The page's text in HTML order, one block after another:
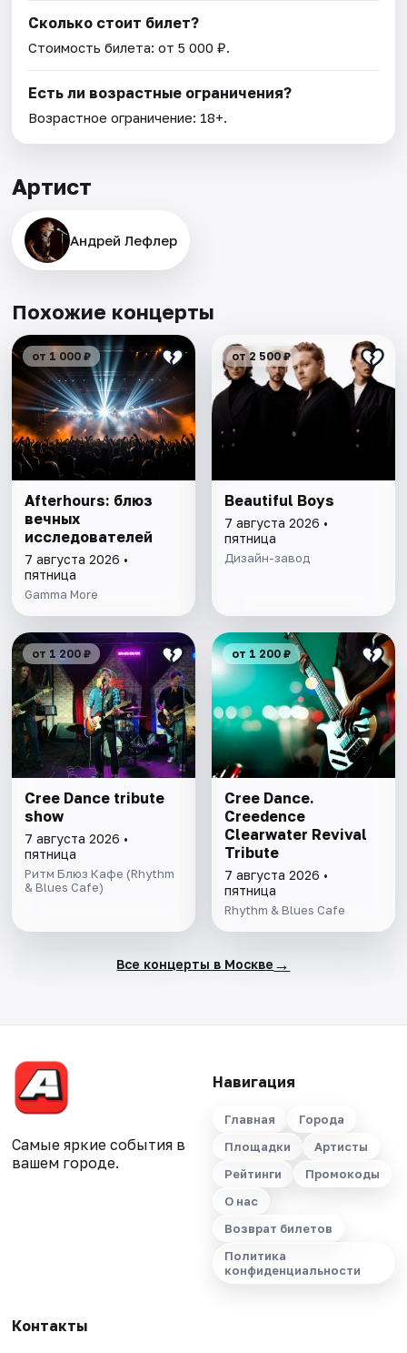
Сколько стоит билет?
Стоимость билета: от 5 000 ₽.
Есть ли возрастные ограничения?
Возрастное ограничение: 18+.
Артист
Андрей Лефлер
Похожие концерты
от 1 000 ₽
Afterhours: блюз
вечных
исследователей
7 августа 2026 •
пятница
Gamma More
от 2 500 ₽
Beautiful Boys
7 августа 2026 •
пятница
Дизайн-завод
от 1 200 ₽
Cree Dance tribute
show
7 августа 2026 •
пятница
Ритм Блюз Кафе (Rhythm
& Blues Cafe)
от 1 200 ₽
Cree Dance.
Creedence
Clearwater Revival
Tribute
7 августа 2026 •
пятница
Rhythm & Blues Cafe
Все концерты в Москве →
Самые яркие события в
вашем городе.
Навигация
Главная
Города
Площадки
Артисты
Рейтинги
Промокоды
О нас
Возврат билетов
Политика
конфиденциальности
Контакты